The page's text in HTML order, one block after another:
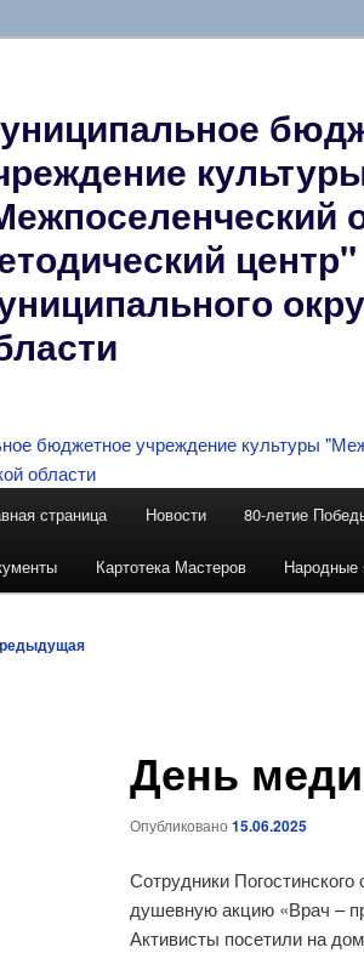
страница Новости 80-летие
Картотека Мастеров Народные
День
Опубликовано 15.06.2025
Сотрудники
душевную акцию «Врач –
Активисты посетили на